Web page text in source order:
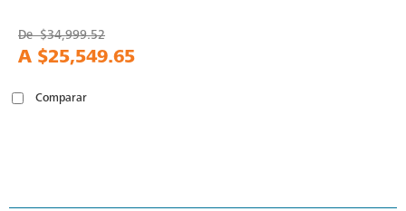
De$34,999.52
A $25,549.65
Comparar